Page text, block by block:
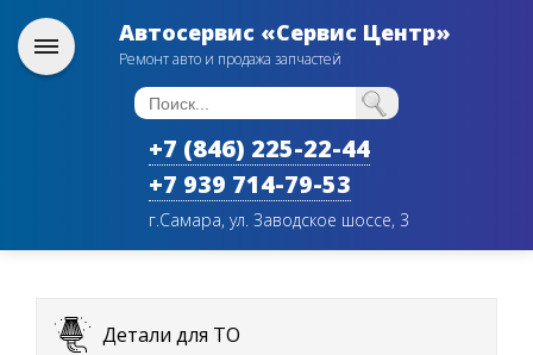
Автосервис «Сервис Центр»
Ремонт авто и продажа запчастей
+7 (846) 225-22-44
+7 939 714-79-53
г.Самара, ул. Заводское шоссе, 3
Детали для ТО